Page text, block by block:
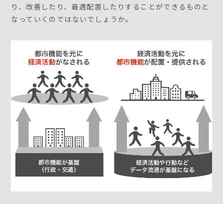
り、改善したり、最適配置したりすることができるものと
なっていくのではないでしょうか。